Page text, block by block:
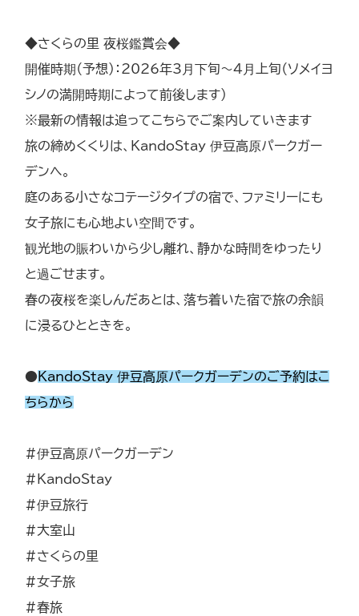
◆さくらの里 夜桜鑑賞会◆
開催時期（予想）：2026年3月下旬～4月上旬（ソメイヨ
シノの満開時期によって前後します）
※最新の情報は追ってこちらでご案内していきます
旅の締めくくりは、KandoStay 伊豆高原パークガー
デンへ。
庭のある小さなコテージタイプの宿で、ファミリーにも
女子旅にも心地よい空間です。
観光地の賑わいから少し離れ、静かな時間をゆったり
と過ごせます。
春の夜桜を楽しんだあとは、落ち着いた宿で旅の余韻
に浸るひとときを。
●KandoStay 伊豆高原パークガーデンのご予約はこ
ちらから
#伊豆高原パークガーデン
#KandoStay
#伊豆旅行
#大室山
#さくらの里
#女子旅
#春旅